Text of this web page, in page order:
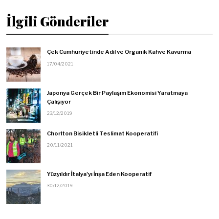
İlgili Gönderiler
Çek Cumhuriyetinde Adil ve Organik Kahve Kavurma
17/04/2021
Japonya Gerçek Bir Paylaşım Ekonomisi Yaratmaya
Çalışıyor
23/12/2019
Chorlton Bisikletli Teslimat Kooperatifi
20/11/2021
Yüzyıldır İtalya'yı İnşa Eden Kooperatif
30/12/2019